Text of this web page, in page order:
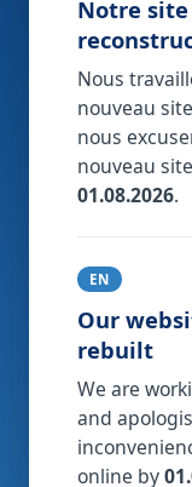
Notre
Nous
nouveau
nous
nouveau
01.08.2026.
EN
Our
rebuilt
We are
and
online by